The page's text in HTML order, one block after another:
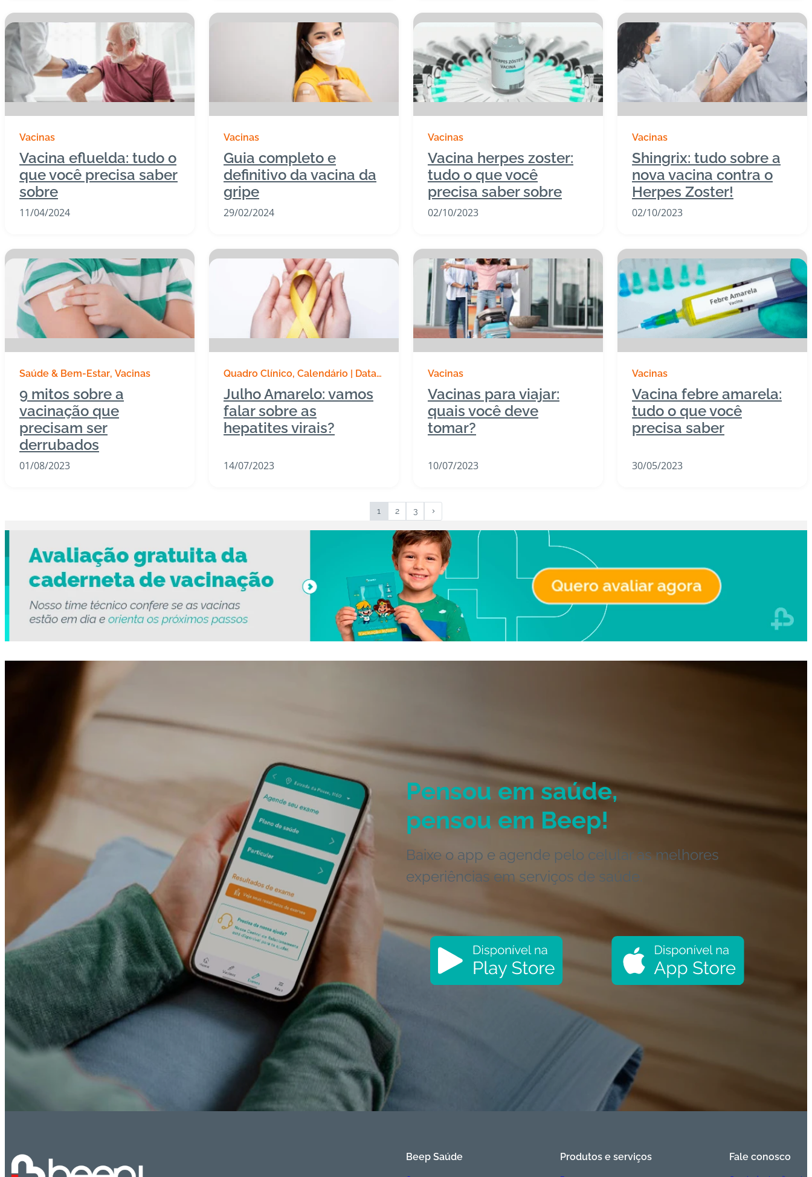
Vacinas
Vacina efluelda: tudo o
que você precisa saber
sobre
11/04/2024
Vacinas
Guia completo e
definitivo da vacina da
gripe
29/02/2024
Vacinas
Vacina herpes zoster:
tudo o que você
precisa saber sobre
02/10/2023
Vacinas
Shingrix: tudo sobre a
nova vacina contra o
Herpes Zoster!
02/10/2023
Saúde & Bem-Estar Vacinas
9 mitos sobre a
vacinação que
precisam ser
derrubados
01/08/2023
Quadro Clínico Calendário | Datas
Especiais
Todas as publicações
Julho Amarelo: vamos
falar sobre as
hepatites virais?
14/07/2023
Vacinas
Vacinas para viajar:
quais você deve
tomar?
10/07/2023
Vacinas
Vacina febre amarela:
tudo o que você
precisa saber
30/05/2023
1 2 3
Pensou em saúde,
pensou em Beep!
Baixe o app e agende pelo celular as melhores
experiências em serviços de saúde.
Beep Saúde Produtos e serviços Fale conosco